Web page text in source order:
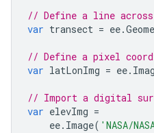
// Define a line across
var transect = ee.
// Define a pixel
var latLonImg = ee.
// Import a digital
var elevImg =
ee. Image( 'NASA/